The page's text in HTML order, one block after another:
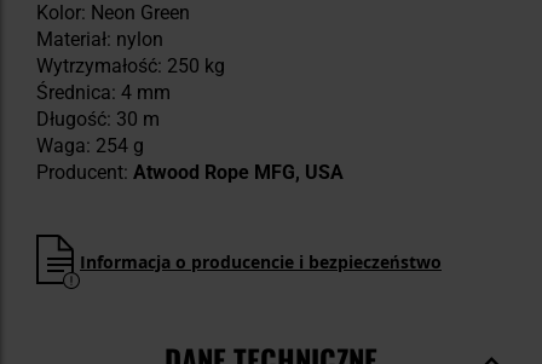
Kolor: Neon Green
Materiał: nylon
Wytrzymałość: 250 kg
Średnica: 4 mm
Długość: 30 m
Waga: 254 g
Producent: Atwood Rope MFG, USA
Informacja o producencie i bezpieczeństwo